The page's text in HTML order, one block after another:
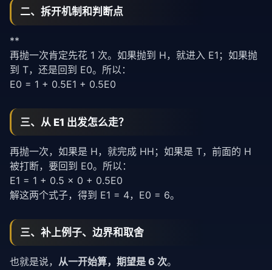
二、拆开机制和判断点
**
再抛一次肯定先花 1 次。如果抛到 H，就进入 E1；如果抛
到 T，还是回到 E0。所以：
E0 = 1 + 0.5E1 + 0.5E0
三、从 E1 出发怎么走？
再抛一次，如果是 H，就完成 HH；如果是 T，前面的 H
被打断，要回到 E0。所以：
E1 = 1 + 0.5 × 0 + 0.5E0
解这两个式子，得到 E1 = 4，E0 = 6。
三、补上例子、边界和取舍
也就是说， 从一开始算，期望是 6 次。